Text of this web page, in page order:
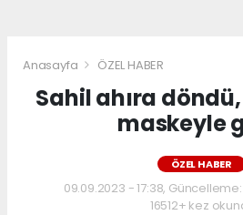
Anasayfa ÖZEL HABER
Sahil ahıra
maskeyle
ÖZEL HABER
09.09.2023 - 17:38,
16512+ kez